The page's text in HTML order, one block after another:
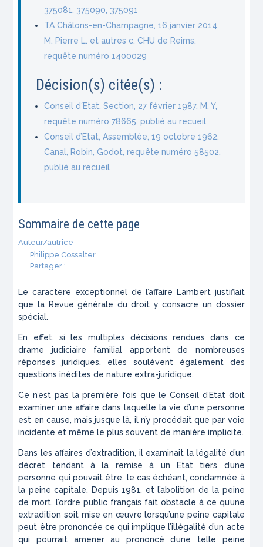
375081, 375090, 375091
TA Châlons-en-Champagne, 16 janvier 2014,
M. Pierre L. et autres c. CHU de Reims,
requête numéro 1400029
Décision(s) citée(s) :
Conseil d´Etat, Section, 27 février 1987, M. Y,
requête numéro 78665, publié au recueil
Conseil d’Etat, Assemblée, 19 octobre 1962,
Canal, Robin, Godot, requête numéro 58502,
publié au recueil
Sommaire de cette page
Auteur/autrice
Philippe Cossalter
Partager :
Le caractère exceptionnel de l’affaire Lambert justifiait
que la Revue générale du droit y consacre un dossier
spécial.
En effet, si les multiples décisions rendues dans ce
drame judiciaire familial apportent de nombreuses
réponses juridiques, elles soulèvent également des
questions inédites de nature extra-juridique.
Ce n’est pas la première fois que le Conseil d’Etat doit
examiner une affaire dans laquelle la vie d’une personne
est en cause, mais jusque là, il n’y procédait que par voie
incidente et même le plus souvent de manière implicite.
Dans les affaires d’extradition, il examinait la légalité d’un
décret tendant à la remise à un Etat tiers d’une
personne qui pouvait être, le cas échéant, condamnée à
la peine capitale. Depuis 1981, et l’abolition de la peine
de mort, l’ordre public français fait obstacle à ce qu’une
extradition soit mise en œuvre lorsqu’une peine capitale
peut être prononcée ce qui implique l’illégalité d’un acte
qui pourrait amener au prononcé d’une telle peine